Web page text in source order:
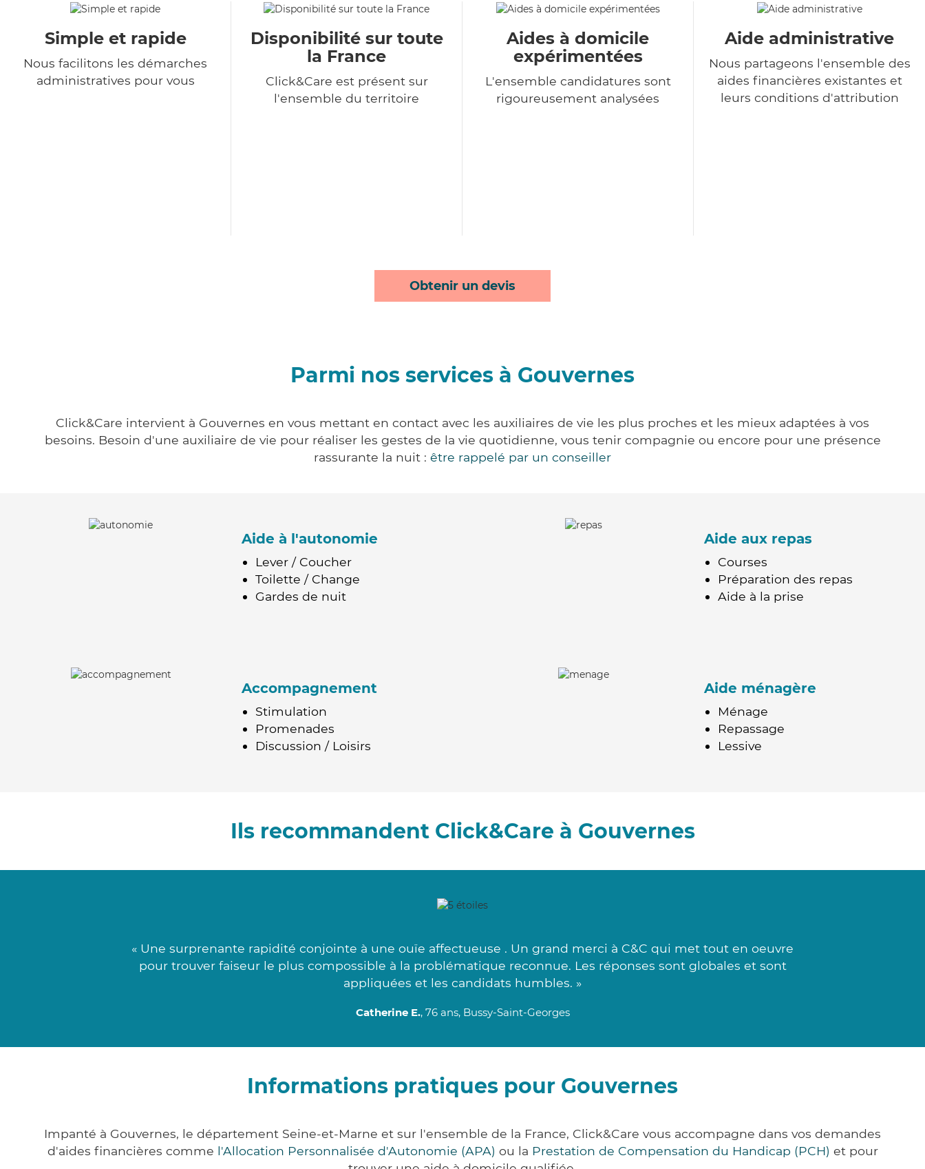
Simple et rapide
Nous facilitons les démarches
administratives pour vous
Disponibilité sur toute
la France
Click&Care est présent sur
l'ensemble du territoire
Aides à domicile
expérimentées
L'ensemble candidatures sont
rigoureusement analysées
Aide administrative
Nous partageons l'ensemble des
aides financières existantes et
leurs conditions d'attribution
Obtenir un devis
Parmi nos services à Gouvernes
Click&Care intervient à Gouvernes en vous mettant en contact avec les auxiliaires de vie les plus proches et les mieux adaptées à vos
besoins. Besoin d'une auxiliaire de vie pour réaliser les gestes de la vie quotidienne, vous tenir compagnie ou encore pour une présence
rassurante la nuit : être rappelé par un conseiller
Aide à l'autonomie
Lever / Coucher
Toilette / Change
Gardes de nuit
Aide aux repas
Courses
Préparation des repas
Aide à la prise
Accompagnement
Stimulation
Promenades
Discussion / Loisirs
Aide ménagère
Ménage
Repassage
Lessive
Ils recommandent Click&Care à Gouvernes
« Une surprenante rapidité conjointe à une ouïe affectueuse . Un grand merci à C&C qui met tout en oeuvre
pour trouver faiseur le plus compossible à la problématique reconnue. Les réponses sont globales et sont
appliquées et les candidats humbles. »
Catherine E., 76 ans, Bussy-Saint-Georges
Informations pratiques pour Gouvernes
Impanté à Gouvernes, le département Seine-et-Marne et sur l'ensemble de la France, Click&Care vous accompagne dans vos demandes
d'aides financières comme l'Allocation Personnalisée d'Autonomie (APA) ou la Prestation de Compensation du Handicap (PCH) et pour